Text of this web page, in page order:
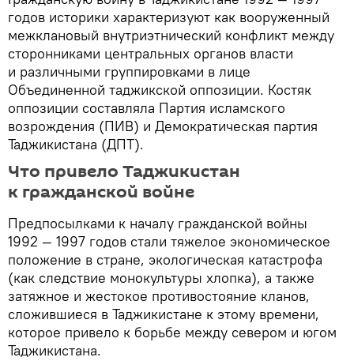
годов историки характеризуют как вооруженный
межклановый внутриэтнический конфликт между
сторонниками центральных органов власти
и различными группировками в лице
Объединенной таджикской оппозиции. Костяк
оппозиции составляла Партия исламского
возрождения (ПИВ) и Демократическая партия
Таджикистана (ДПТ).
Что привело Таджикистан
к гражданской войне
Предпосылками к началу гражданской войны
1992 — 1997 годов стали тяжелое экономическое
положение в стране, экологическая катастрофа
(как следствие монокультуры хлопка), а также
затяжное и жестокое противостояние кланов,
сложившиеся в Таджикистане к этому времени,
которое привело к борьбе между севером и югом
Таджикистана.